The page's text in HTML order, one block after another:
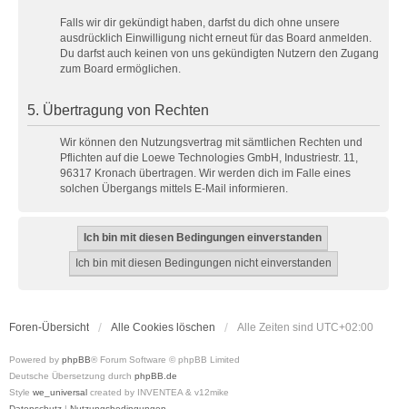
Falls wir dir gekündigt haben, darfst du dich ohne unsere
ausdrücklich Einwilligung nicht erneut für das Board anmelden.
Du darfst auch keinen von uns gekündigten Nutzern den Zugang
zum Board ermöglichen.
5. Übertragung von Rechten
Wir können den Nutzungsvertrag mit sämtlichen Rechten und
Pflichten auf die Loewe Technologies GmbH, Industriestr. 11,
96317 Kronach übertragen. Wir werden dich im Falle eines
solchen Übergangs mittels E-Mail informieren.
Foren-Übersicht Alle Cookies löschen Alle Zeiten sind UTC+02:00
Powered by phpBB® Forum Software © phpBB Limited
Deutsche Übersetzung durch phpBB.de
Style we_universal created by INVENTEA & v12mike